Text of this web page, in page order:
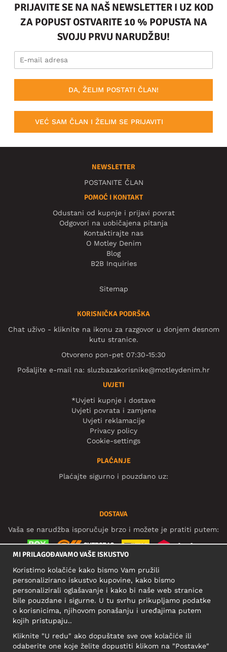
PRIJAVITE SE NA NAŠ NEWSLETTER I UZ KOD
ZA POPUST OSTVARITE 10 % POPUSTA NA
SVOJU PRVU NARUDŽBU!
DA, ŽELIM POSTATI ČLAN!
VEĆ SAM ČLAN I ŽELIM SE PRIJAVITI
NEWSLETTER
POSTANITE ČLAN
POMOĆ I KONTAKT
Odustani od kupnje i prijavi povrat
Odgovori na uobičajena pitanja
Kontaktirajte nas
O Motley Denim
Blog
B2B Inquiries
Sitemap
KORISNIČKA PODRŠKA
Chat uživo - kliknite na ikonu za razgovor u donjem desnom
kutu stranice.
Otvoreno pon-pet 07:30-15:30
Pošaljite e-mail na: sluzbazakorisnike@motleydenim.hr
UVJETI
*Uvjeti kupnje i dostave
Uvjeti povrata i zamjene
Uvjeti reklamacije
Privacy policy
Cookie-settings
PLAĆANJE
Plaćajte sigurno i pouzdano uz:
DOSTAVA
Vaša se narudžba isporučuje brzo i možete je pratiti putem:
DRUŠTVENE MREŽE
POSLOVNA ADRESA
Narva mnt 5, EE-10117 Tallinn
Reg: 12356245
MI PRILAGOĐAVAMO VAŠE ISKUSTVO
Koristimo kolačiće kako bismo Vam pružili
personalizirano iskustvo kupovine, kako bismo
personalizirali oglašavanje i kako bi naše web stranice
bile pouzdane i sigurne. U tu svrhu prikupljamo podatke
o korisnicima, njihovom ponašanju i uređajima putem
kojih pristupaju..
Kliknite "U redu" ako dopuštate sve ove kolačiće ili
odaberite one koje želite dopustiti klikom na "Postavke"